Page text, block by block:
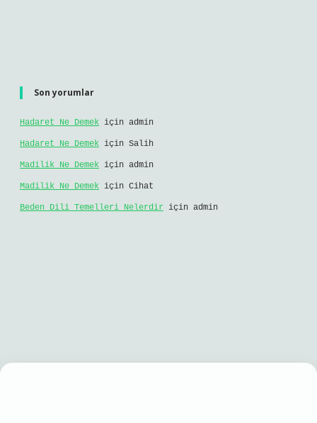
Son yorumlar
Hadaret Ne Demek için admin
Hadaret Ne Demek için Salih
Madilik Ne Demek için admin
Madilik Ne Demek için Cihat
Beden Dili Temelleri Nelerdir için admin
giriş